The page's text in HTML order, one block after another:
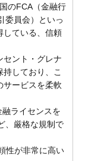
のFCA（金融行
委員会）といっ
している、信頼
セント・グレナ
しており、こ
サービスを柔軟
ライセンスを
、厳格な規制で
性が非常に高い